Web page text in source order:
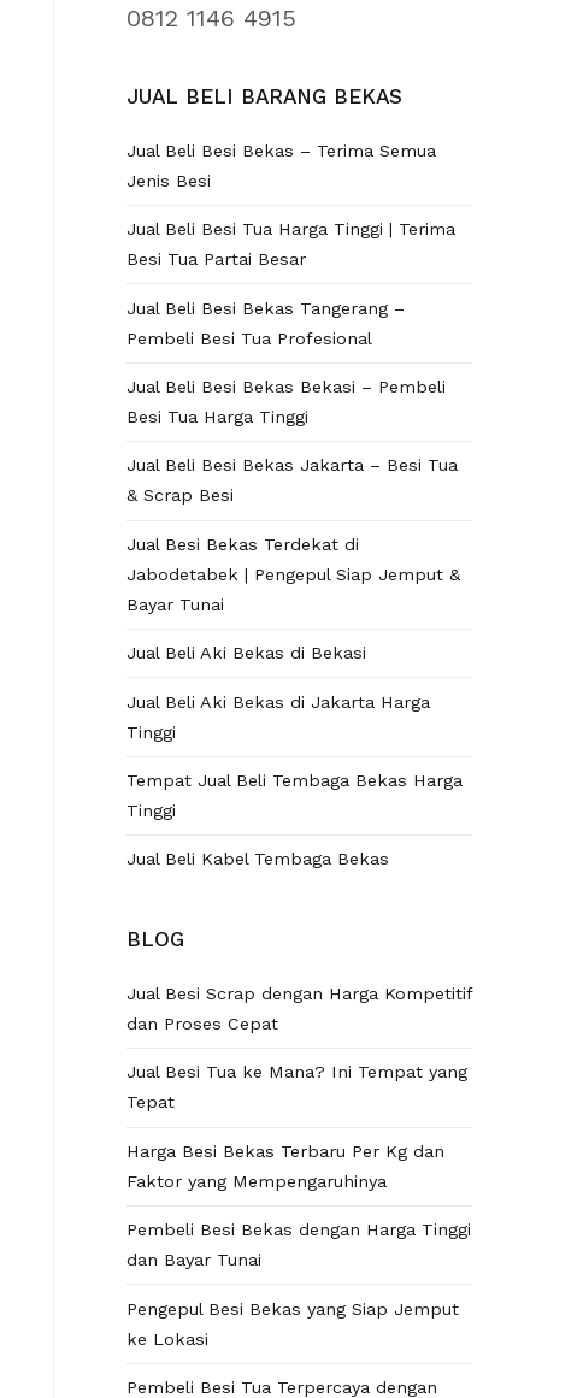
0812 1146 4915
JUAL BELI BARANG BEKAS
Jual Beli Besi Bekas – Terima Semua
Jenis Besi
Jual Beli Besi Tua Harga Tinggi | Terima
Besi Tua Partai Besar
Jual Beli Besi Bekas Tangerang –
Pembeli Besi Tua Profesional
Jual Beli Besi Bekas Bekasi – Pembeli
Besi Tua Harga Tinggi
Jual Beli Besi Bekas Jakarta – Besi Tua
& Scrap Besi
Jual Besi Bekas Terdekat di
Jabodetabek | Pengepul Siap Jemput &
Bayar Tunai
Jual Beli Aki Bekas di Bekasi
Jual Beli Aki Bekas di Jakarta Harga
Tinggi
Tempat Jual Beli Tembaga Bekas Harga
Tinggi
Jual Beli Kabel Tembaga Bekas
BLOG
Jual Besi Scrap dengan Harga Kompetitif
dan Proses Cepat
Jual Besi Tua ke Mana? Ini Tempat yang
Tepat
Harga Besi Bekas Terbaru Per Kg dan
Faktor yang Mempengaruhinya
Pembeli Besi Bekas dengan Harga Tinggi
dan Bayar Tunai
Pengepul Besi Bekas yang Siap Jemput
ke Lokasi
Pembeli Besi Tua Terpercaya dengan